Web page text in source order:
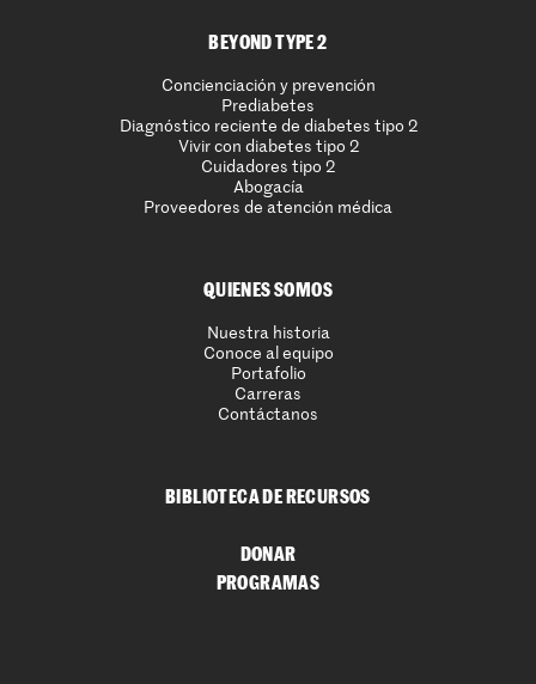
BEYOND TYPE 2
Concienciación y prevención
Prediabetes
Diagnóstico reciente de diabetes tipo 2
Vivir con diabetes tipo 2
Cuidadores tipo 2
Abogacía
Proveedores de atención médica
QUIENES SOMOS
Nuestra historia
Conoce al equipo
Portafolio
Carreras
Contáctanos
BIBLIOTECA DE RECURSOS
DONAR
PROGRAMAS